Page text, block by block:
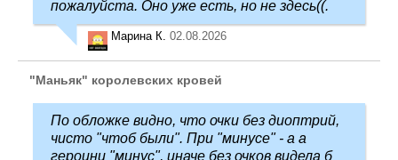
пожалуйста. Оно уже есть, но не здесь((.
Марина К. 02.08.2026
"Маньяк" королевских кровей
По обложке видно, что очки без диоптрий,
чисто "чтоб были". При "минусе" - а а
героини "минус", иначе без очков видела б